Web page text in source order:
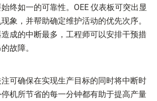
终如一的可靠性。OEE 仪表板可突出显
象，并帮助确定维护活动的优先次序。
成的中断最多，工程师可以安排干预措
故障。
可确保在实现生产目标的同时将中断时
机所节省的每一分钟都有助于提高产量